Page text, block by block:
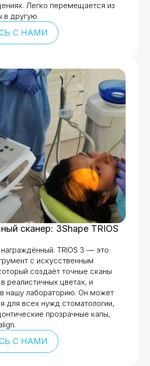
Легко перемещается из
в другую.
С НАМИ
сканер: 3Shape TRIOS
TRIOS 3 — это
с искусственным
создаёт точные сканы
реалистичных цветах, и
в нашу лабораторию. Он может
для всех нужд стоматологии,
прозрачные капы,
С НАМИ